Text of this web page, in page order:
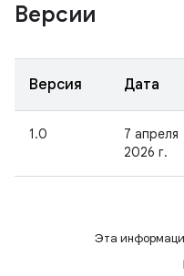
Версии
Версия Дата
1.0
7 апреля
2026 г.
Эта